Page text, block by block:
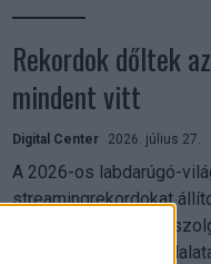
Rekordok dőltek
mindent vitt
Digital Center 2026. július 27.
A 2026-os labdarúgó-
streamingrekordokat
közszolgálati
technológiai